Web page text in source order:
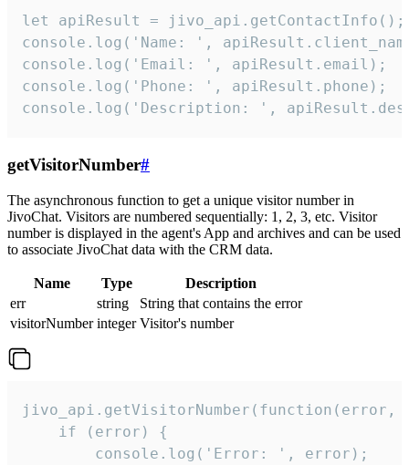
let apiResult = jivo_api.getContactInfo();
console.log('Name: ',
console.log('Email: ', apiResult.email);
console.log('Phone: ', apiResult.phone);
console.log('Description: ',
getVisitorNumber#
The asynchronous function to get a unique visitor number in
JivoChat. Visitors are numbered sequentially: 1, 2, 3, etc. Visitor
number is displayed in the agent's App and archives and can be used
to associate JivoChat data with the CRM data.
Name Type
Description
err
string
String that contains the error
visitorNumber integer Visitor's number
jivo_api.getVisitorNumber(function(error,
    if (error) {
        console.log('Error: ', error);